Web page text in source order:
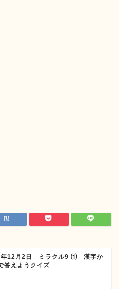
12月2日 ミラクル9 ⑴ 漢字か
答えようクイズ